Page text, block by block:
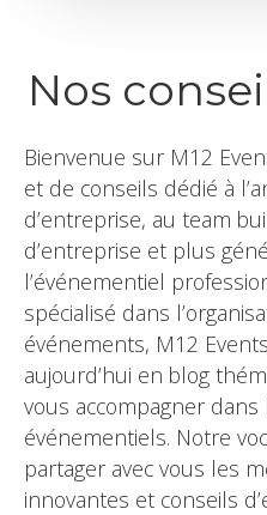
Nos
Bienvenue sur M12
et de conseils dédié à
d’entreprise, au team
d’entreprise et plus
l’événementiel
spécialisé dans
événements, M12
aujourd’hui en blog
vous accompagner
événementiels. Notre
partager avec vous les
innovantes et conseils